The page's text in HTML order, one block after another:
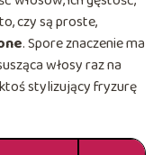
czy są proste,
. Spore znaczenie ma
włosy raz na
stylizujący fryzurę